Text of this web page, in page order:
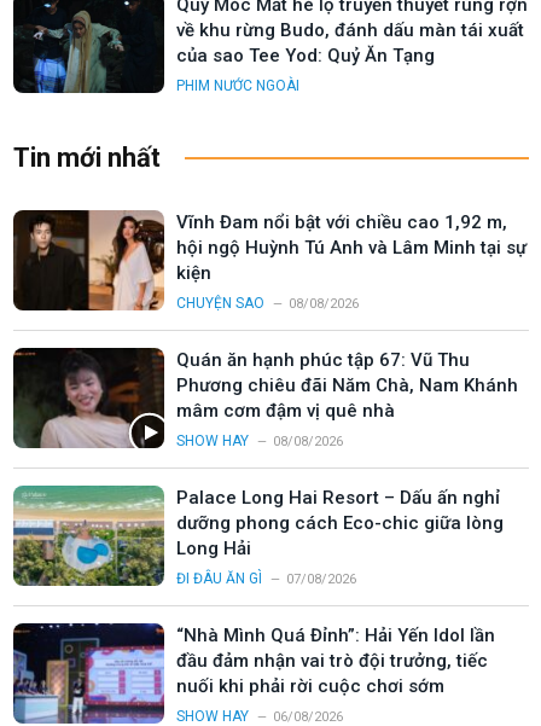
Quỷ Móc Mắt hé lộ truyền thuyết rùng rợn
về khu rừng Budo, đánh dấu màn tái xuất
của sao Tee Yod: Quỷ Ăn Tạng
PHIM NƯỚC NGOÀI
Tin mới nhất
Vĩnh Đam nổi bật với chiều cao 1,92 m,
hội ngộ Huỳnh Tú Anh và Lâm Minh tại sự
kiện
CHUYỆN SAO 08/08/2026
Quán ăn hạnh phúc tập 67: Vũ Thu
Phương chiêu đãi Năm Chà, Nam Khánh
mâm cơm đậm vị quê nhà
SHOW HAY 08/08/2026
Palace Long Hai Resort – Dấu ấn nghỉ
dưỡng phong cách Eco-chic giữa lòng
Long Hải
ĐI ĐÂU ĂN GÌ 07/08/2026
“Nhà Mình Quá Đỉnh”: Hải Yến Idol lần
đầu đảm nhận vai trò đội trưởng, tiếc
nuối khi phải rời cuộc chơi sớm
SHOW HAY 06/08/2026